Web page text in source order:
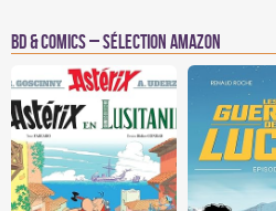
BD & Comics – Sélection Amazon